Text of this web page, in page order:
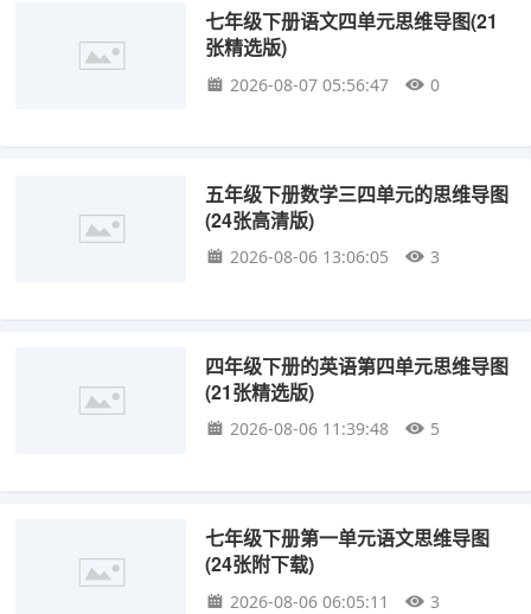
七年级下册语文四单元思维导图(21
张精选版)
2026-08-07 05:56:47 0
五年级下册数学三四单元的思维导图
(24张高清版)
2026-08-06 13:06:05 3
四年级下册的英语第四单元思维导图
(21张精选版)
2026-08-06 11:39:48 5
七年级下册第一单元语文思维导图
(24张附下载)
2026-08-06 06:05:11 3